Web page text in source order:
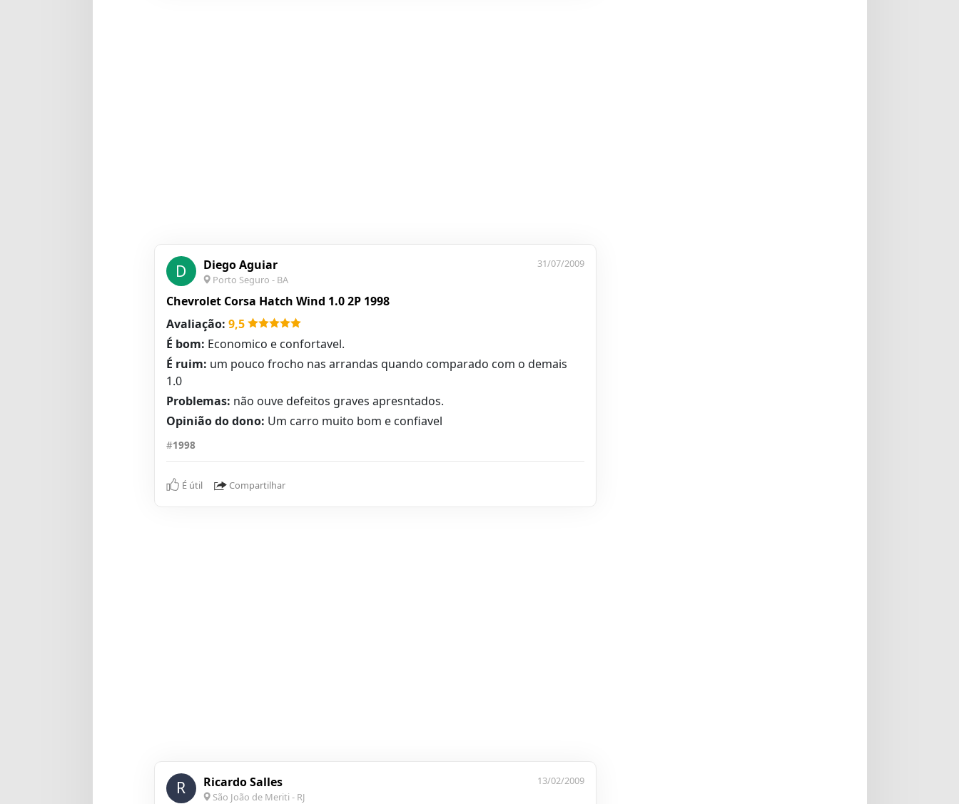
D Diego Aguiar
Porto Seguro - BA
31/07/2009
Chevrolet Corsa Hatch Wind 1.0 2P 1998
Avaliação: 9,5
É bom: Economico e confortavel.
É ruim: um pouco frocho nas arrandas quando comparado com o demais
1.0
Problemas: não ouve defeitos graves apresntados.
Opinião do dono: Um carro muito bom e confiavel
#1998
É útil Compartilhar
R Ricardo Salles
São João de Meriti - RJ
13/02/2009